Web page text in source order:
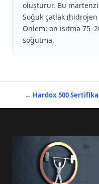
oluşturur. Bu
Soğuk çatlak (hidrojen
Önlem: ön ısıtma
soğutma.
← Hardox 500